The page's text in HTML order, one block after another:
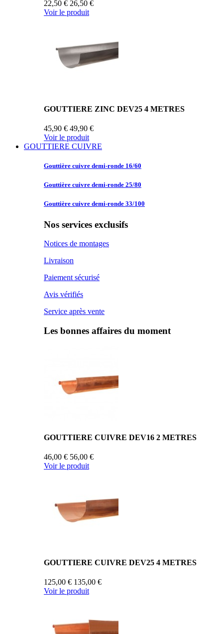
22,50 € 26,50 €
Voir le produit
GOUTTIERE ZINC DEV25 4 METRES
45,90 € 49,90 €
Voir le produit
GOUTTIERE CUIVRE
Gouttière cuivre demi-ronde 16/60
Gouttière cuivre demi-ronde 25/80
Gouttière cuivre demi-ronde 33/100
Nos services exclusifs
Notices de montages
Livraison
Paiement sécurisé
Avis vérifiés
Service après vente
Les bonnes affaires du moment
GOUTTIERE CUIVRE DEV16 2 METRES
46,00 € 56,00 €
Voir le produit
GOUTTIERE CUIVRE DEV25 4 METRES
125,00 € 135,00 €
Voir le produit